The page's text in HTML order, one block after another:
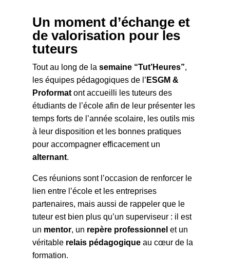
Un moment d’échange et
de valorisation pour les
tuteurs
Tout au long de la semaine “Tut’Heures”,
les équipes pédagogiques de l’ ESGM &
Proformatont accueilli les tuteurs des
étudiants de l’école afin de leur présenter les
temps forts de l’année scolaire, les outils mis
à leur disposition et les bonnes pratiques
pour accompagner efficacement un
alternant.
Ces réunions sont l’occasion de renforcer le
lien entre l’école et les entreprises
partenaires, mais aussi de rappeler que le
tuteur est bien plus qu’un superviseur : il est
un mentor, un repère professionnel et un
véritable relais pédagogiqueau cœur de la
formation.